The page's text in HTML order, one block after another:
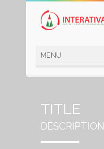
TITLE
DESCRIPTION